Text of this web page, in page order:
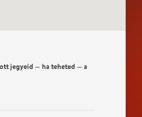
jegyeid — ha teheted — a